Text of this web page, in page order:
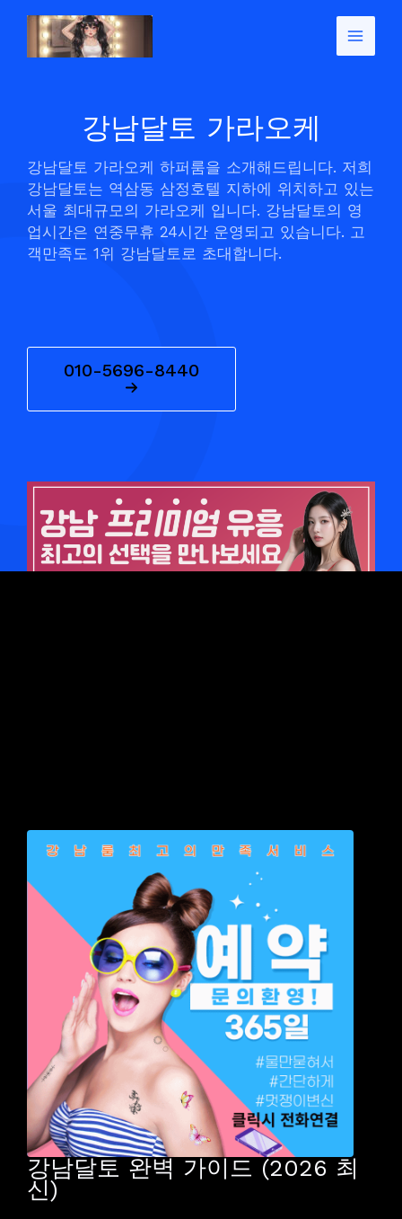
강남달토 가라오케
강남달토 가라오케 하퍼룸을 소개해드립니다. 저희
강남달토는 역삼동 삼정호텔 지하에 위치하고 있는
서울 최대규모의 가라오케 입니다. 강남달토의 영
업시간은 연중무휴 24시간 운영되고 있습니다. 고
객만족도 1위 강남달토로 초대합니다.
010-5696-8440
강남달토 완벽 가이드 (2026 최
신)